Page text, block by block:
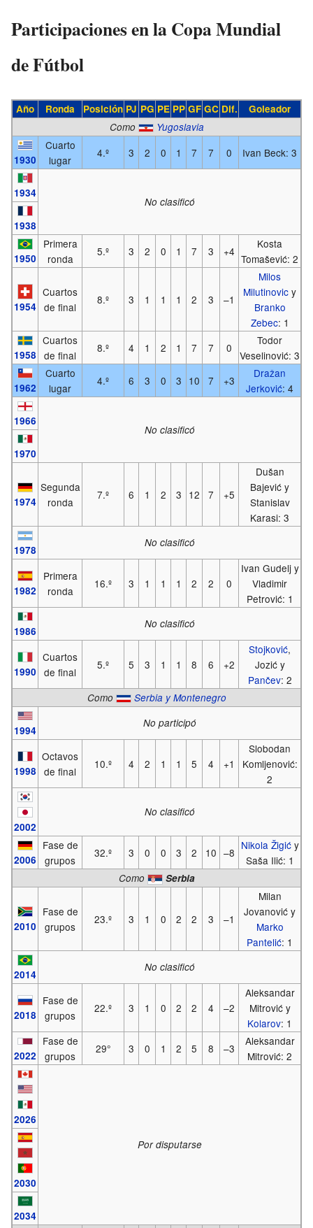
Participaciones en la Copa Mundial
de Fútbol
Año Ronda Posición PJ PG PE PP GF GC Dif.
Goleador
Como
Yugoslavia
1930
Cuarto
lugar
4.º 3 2 0 1 7 7 0 Ivan Beck: 3
1934
No clasificó
1938
1950
Primera
ronda
5.º 3 2 0 1 7 3 +4
Kosta
Tomašević: 2
1954
Cuartos
de final
8.º 3 1 1 1 2 3 –1
Milos
Milutinovic y
Branko
Zebec: 1
1958
Cuartos
de final
8.º 4 1 2 1 7 7 0
Todor
Veselinović: 3
1962
Cuarto
lugar
4.º 6 3 0 3 10 7 +3
Dražan
Jerković: 4
1966
No clasificó
1970
1974
Segunda
ronda
7.º 6 1 2 3 12 7 +5
Dušan
Bajević y
Stanislav
Karasi: 3
1978
No clasificó
1982
Primera
ronda
16.º 3 1 1 1 2 2 0
Ivan Gudelj y
Vladimir
Petrović: 1
1986
No clasificó
1990
Cuartos
de final
5.º 5 3 1 1 8 6 +2
Stojković,
Jozić y
Pančev: 2
Como Serbia y Montenegro
1994
No participó
1998
Octavos
de final
10.º 4 2 1 1 5 4 +1
Slobodan
Komljenović:
2
2002
No clasificó
2006
Fase de
grupos
32.º 3 0 0 3 2 10 –8
Nikola Žigićy
Saša Ilić: 1
Como Serbia
2010
Fase de
grupos
23.º 3 1 0 2 2 3 –1
Milan
Jovanović y
Marko
Pantelić: 1
2014
No clasificó
2018
Fase de
grupos
22.º 3 1 0 2 2 4 –2
Aleksandar
Mitrović y
Kolarov: 1
2022
Fase de
grupos
29° 3 0 1 2 5 8 –3
Aleksandar
Mitrović: 2
2026
Por disputarse
2030
2034